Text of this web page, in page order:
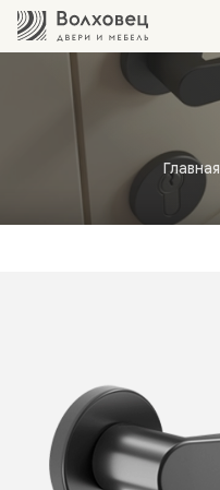
Главная